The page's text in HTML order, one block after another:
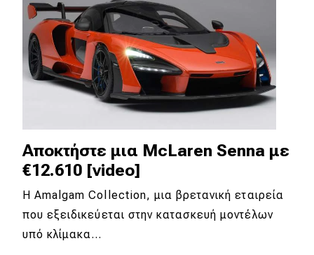
Αποκτήστε μια McLaren Senna με
€12.610 [video]
Η Amalgam Collection, μια βρετανική εταιρεία
που εξειδικεύεται στην κατασκευή μοντέλων
υπό κλίμακα…